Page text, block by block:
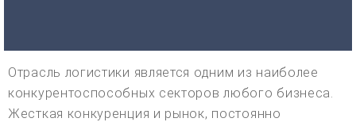
Отрасль логистики является одним из наиболее
конкурентоспособных секторов любого бизнеса.
Жесткая конкуренция и рынок, постоянно